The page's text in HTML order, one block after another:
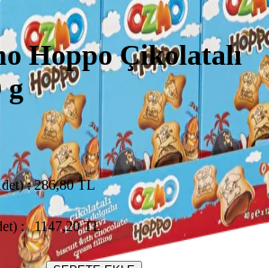
Hoppo Çikolatalı
g
) : 286,80 TL
) :
1147,20 TL